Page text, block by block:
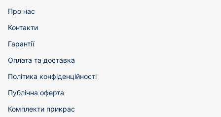
Про нас
Контакти
Гарантії
Оплата та доставка
Політика конфіденційності
Публічна оферта
Комплекти прикрас